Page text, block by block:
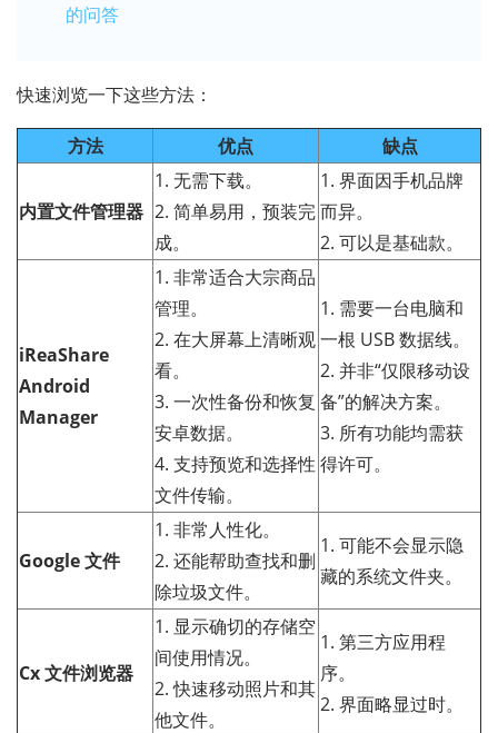
的问答
快速浏览一下这些方法：
方法 优点 缺点
内置文件管理器
1. 无需下载。
2. 简单易用，预装完
成。
1. 界面因手机品牌
而异。
2. 可以是基础款。
iReaShare
Android
Manager
1. 非常适合大宗商品
管理。
2. 在大屏幕上清晰观
看。
3. 一次性备份和恢复
安卓数据。
4. 支持预览和选择性
文件传输。
1. 需要一台电脑和
一根 USB 数据线。
2. 并非“仅限移动设
备”的解决方案。
3. 所有功能均需获
得许可。
Google 文件
1. 非常人性化。
2. 还能帮助查找和删
除垃圾文件。
1. 可能不会显示隐
藏的系统文件夹。
Cx 文件浏览器
1. 显示确切的存储空
间使用情况。
2. 快速移动照片和其
他文件。
1. 第三方应用程
序。
2. 界面略显过时。